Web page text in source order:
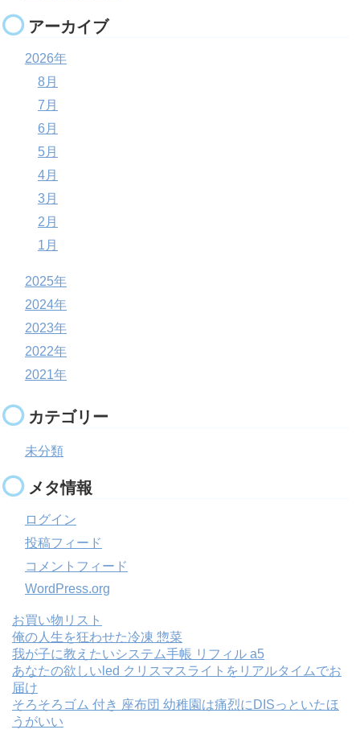
アーカイブ
2026年
8月
7月
6月
5月
4月
3月
2月
1月
2025年
2024年
2023年
2022年
2021年
カテゴリー
未分類
メタ情報
ログイン
投稿フィード
コメントフィード
WordPress.org
お買い物リスト
俺の人生を狂わせた冷凍 惣菜
我が子に教えたいシステム手帳 リフィル a5
あなたの欲しいled クリスマスライトをリアルタイムでお
届け
そろそろゴム 付き 座布団 幼稚園は痛烈にDISっといたほ
うがいい